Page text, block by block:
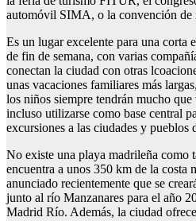
automóvil SIMA, o la convención de
Es un lugar excelente para una corta
de fin de semana, con varias
conectan la ciudad con otras
unas vacaciones familiares más
los niños siempre tendrán mucho
incluso utilizarse como base central
excursiones a las ciudades y pueblos
No existe una playa madrileña como
encuentra a unos 350 km de la costa
anunciado recientemente que se
junto al río Manzanares para el año
Madrid Río. Además, la ciudad